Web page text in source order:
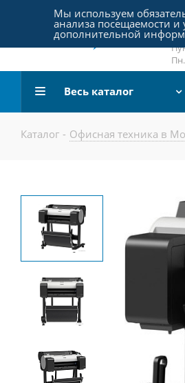
Весь каталог
Каталог - Офисная техника в
Мы используем
анализа посещаемости
дополнительной